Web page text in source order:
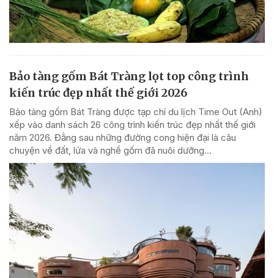
Bảo tàng gốm Bát Tràng lọt top công trình
kiến trúc đẹp nhất thế giới 2026
Bảo tàng gốm Bát Tràng được tạp chí du lịch Time Out (Anh)
xếp vào danh sách 26 công trình kiến trúc đẹp nhất thế giới
năm 2026. Đằng sau những đường cong hiện đại là câu
chuyện về đất, lửa và nghề gốm đã nuôi dưỡng...